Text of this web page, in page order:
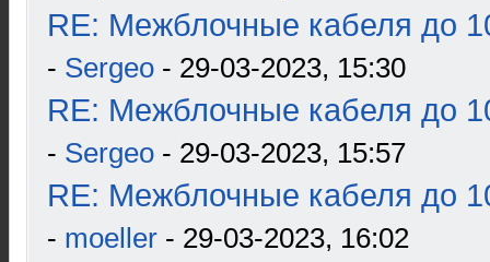
RE: Межблочные кабеля до
- Sergeo - 29-03-2023, 15:30
RE: Межблочные кабеля до
- Sergeo - 29-03-2023, 15:57
RE: Межблочные кабеля до
- moeller - 29-03-2023, 16:02